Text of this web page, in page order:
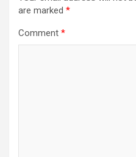
are marked *
Comment *